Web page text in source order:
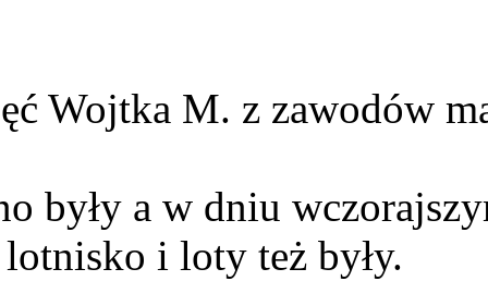
Wojtka M. z zawodów
były a w dniu
i loty też były.